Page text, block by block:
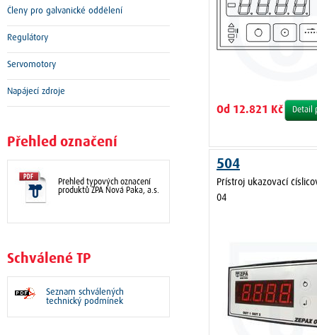
Od 12.821 Kč Detail
504
Přístroj ukazovací
04
Členy pro galvanické oddělení
Regulátory
Servomotory
Napájecí zdroje
Přehled označení
Přehled typových označení
produktů ZPA Nová Paka, a.s.
Schválené TP
Seznam schválených
technický podmínek